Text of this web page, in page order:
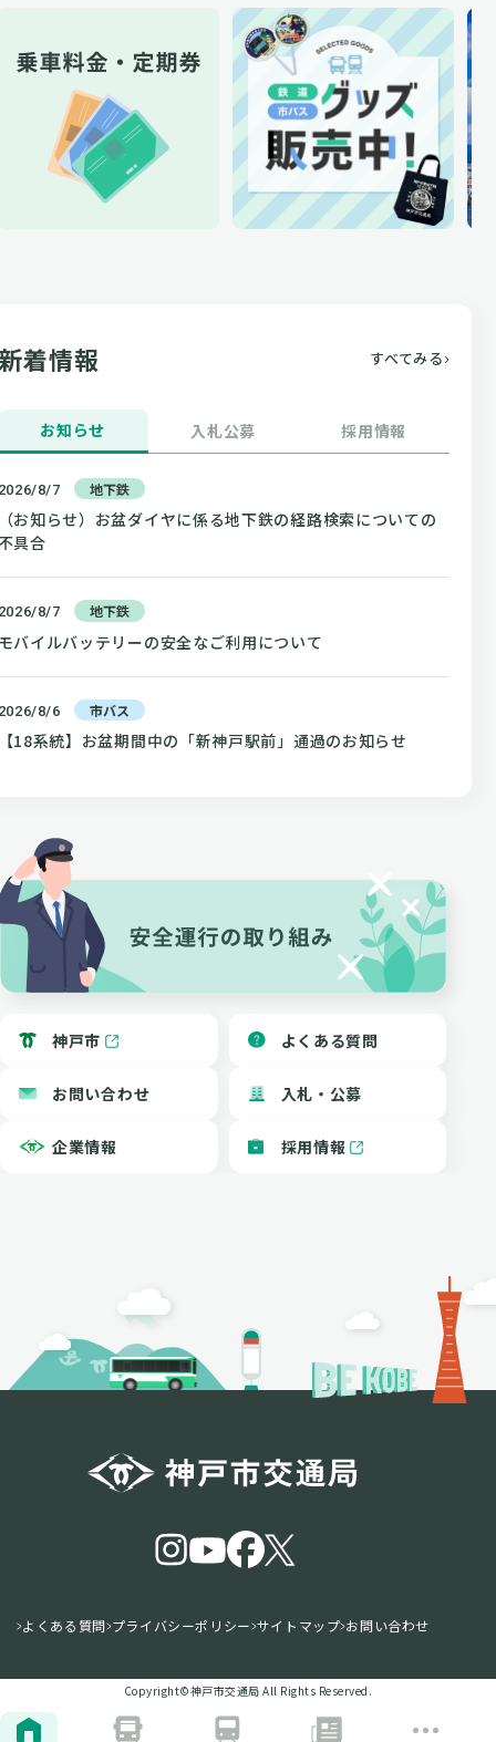
着情報 すべてみる
お知らせ 入札公募 採用情報
8/7 地下鉄
お知らせ）お盆ダイヤに係る地下鉄の経路検索についての
具合
8/7 地下鉄
バイルバッテリーの安全なご利用について
8/6 市バス
18系統】お盆期間中の「新神戸駅前」通過のお知らせ
神戸市
企業情報
よくある質問
お問い合わせ 入札・公募
採用情報
よくある質問 プライバシーポリシー サイトマップ お問い合わせ
Copyright©️神戸市交通局 All Rights Reserved.